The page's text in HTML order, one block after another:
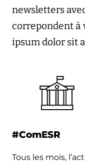
newsletters
correpondent à
ipsum dolor sit
#ComESR
Tous les mois,